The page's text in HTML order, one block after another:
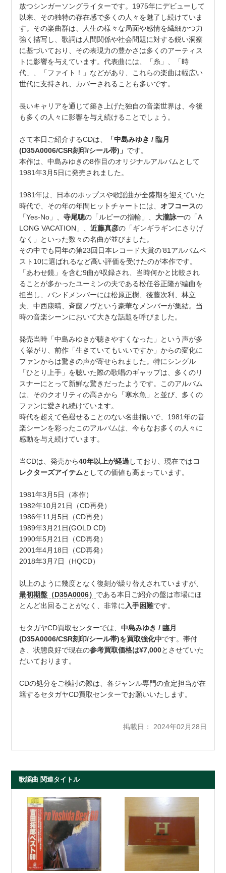
放つシンガーソングライターです。1975年にデビューして
以来、その独特の存在感で多くの人々を魅了し続けていま
す。その楽曲群は、人生の様々な局面や感情を繊細かつ力
強く描写し、歌詞は人間関係や社会問題に対する鋭い洞察
に基づいており、その表現力の豊かさは多くのアーティス
トに影響を与えています。代表曲には、「糸」、「時
代」、「ファイト！」などがあり、これらの楽曲は幅広い
世代に支持され、カバーされることも多いです。
長いキャリアを通じて築き上げた独自の音楽世界は、今後
も多くの人々に影響を与え続けることでしょう。
さて本日ご紹介するCDは、
「中島みゆき / 臨月
(D35A0006/CSR刻印/シール帯)」 です。
本作は、中島みゆきの8作目のオリジナルアルバムとして
1981年3月5日に発売されました。
1981年は、日本のポップスや歌謡曲が全盛期を迎えていた
時代で、その年の年間ヒットチャートには、オフコースの
「Yes-No」、寺尾聰の「ルビーの指輪」、 大瀧詠一の「A
LONG VACATION」、近藤真彦の「ギンギラギンにさりげ
なく」といった数々の名曲が並びました。
その中でも同年の第23回日本レコード大賞の’81アルバムベ
スト10に選ばれるなど高い評価を受けたのが本作です。
「あわせ鏡」を含む9曲が収録され、当時何かと比較され
ることが多かったユーミンの夫である松任谷正隆が編曲を
担当し、バンドメンバーには松原正樹、後藤次利、林立
夫、中西康晴、斉藤ノヴという豪華なメンバーが集結。当
時の音楽シーンにおいて大きな話題を呼びました。
発売当時「中島みゆきが聴きやすくなった」という声が多
く挙がり、前作「生きていてもいいですか」からの変化に
ファンからは驚きの声が寄せられました。特にシングル
「ひとり上手」を聴いた際の歌唱のギャップは、多くのリ
スナーにとって新鮮な驚きだったようです。このアルバム
は、そのクオリティの高さから「寒水魚」と並び、多くの
ファンに愛され続けています。
時代を超えて色褪せることのない名曲揃いで、1981年の音
楽シーンを彩ったこのアルバムは、今もなお多くの人々に
感動を与え続けています。
当CDは、発売から40年以上が経過 しており、現在ではコ
レクターズアイテムとしての価値も高まっています。
1981年3月5日（本作）
1982年10月21日（CD再発）
1986年11月5日（CD再発）
1989年3月21日(GOLD CD)
1990年5月21日（CD再発）
2001年4月18日（CD再発）
2018年3月7日（HQCD）
以上のように幾度となく復刻が繰り替えされていますが、
最初期盤（D35A0006） である本日ご紹介の盤は市場にほ
とんど出回ることがなく、非常に 入手困難です。
セタガヤCD買取センターでは、中島みゆき / 臨月
(D35A0006/CSR刻印/シール帯)を買取強化中です。帯付
き、状態良好で現在の参考買取価格は¥7,000とさせていた
だいております。
CDの処分をご検討の際は、各ジャンル専門の査定担当が在
籍するセタガヤCD買取センターでお願いいたします。
掲載日： 2024年02月28日
歌謡曲 関連タイトル